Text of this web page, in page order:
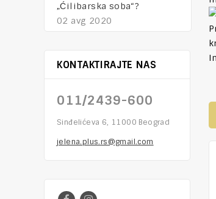
„Ćilibarska soba“?
02 avg 2020
KONTAKTIRAJTE NAS
011/2439-600
Sinđelićeva 6, 11000 Beograd
jelena.plus.rs@gmail.com